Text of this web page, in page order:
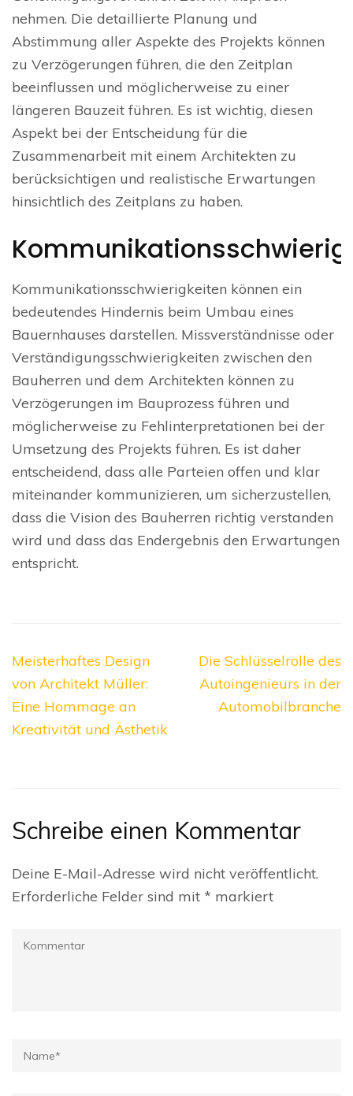
nehmen. Die detaillierte Planung und
Abstimmung aller Aspekte des Projekts können
zu Verzögerungen führen, die den Zeitplan
beeinflussen und möglicherweise zu einer
längeren Bauzeit führen. Es ist wichtig, diesen
Aspekt bei der Entscheidung für die
Zusammenarbeit mit einem Architekten zu
berücksichtigen und realistische Erwartungen
hinsichtlich des Zeitplans zu haben.
Kommunikationsschwierigkeiten können ein
bedeutendes Hindernis beim Umbau eines
Bauernhauses darstellen. Missverständnisse oder
Verständigungsschwierigkeiten zwischen den
Bauherren und dem Architekten können zu
Verzögerungen im Bauprozess führen und
möglicherweise zu Fehlinterpretationen bei der
Umsetzung des Projekts führen. Es ist daher
entscheidend, dass alle Parteien offen und klar
miteinander kommunizieren, um sicherzustellen,
dass die Vision des Bauherren richtig verstanden
wird und dass das Endergebnis den Erwartungen
entspricht.
Beitragsnavigation
Meisterhaftes Design
von Architekt Müller:
Eine Hommage an
Kreativität und Ästhetik
Die Schlüsselrolle des
Autoingenieurs in der
Automobilbranche
Schreibe einen Kommentar
Deine E-Mail-Adresse wird nicht veröffentlicht.
Erforderliche Felder sind mit * markiert
Kommentar
Name*